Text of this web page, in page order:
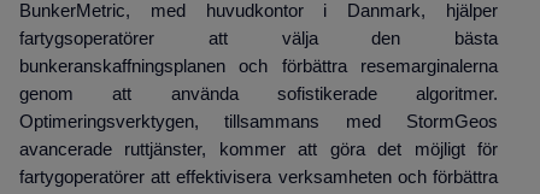
BunkerMetric, med huvudkontor i Danmark, hjälper
fartygsoperatörer att välja den bästa
bunkeranskaffningsplanen och förbättra resemarginalerna
genom att använda sofistikerade algoritmer.
Optimeringsverktygen, tillsammans med StormGeos
avancerade ruttjänster, kommer att göra det möjligt för
fartygoperatörer att effektivisera verksamheten och förbättra